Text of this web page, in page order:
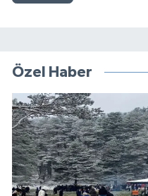
Özel Haber